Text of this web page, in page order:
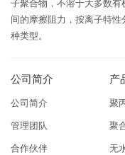
间的摩擦阻力，按离子特
种类型。
公司简介
公司简介
管理团队
合作伙伴
产
聚
聚
无